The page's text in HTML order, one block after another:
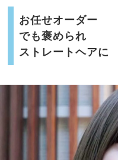
お任せオーダー
でも褒められ
ストレートヘアに